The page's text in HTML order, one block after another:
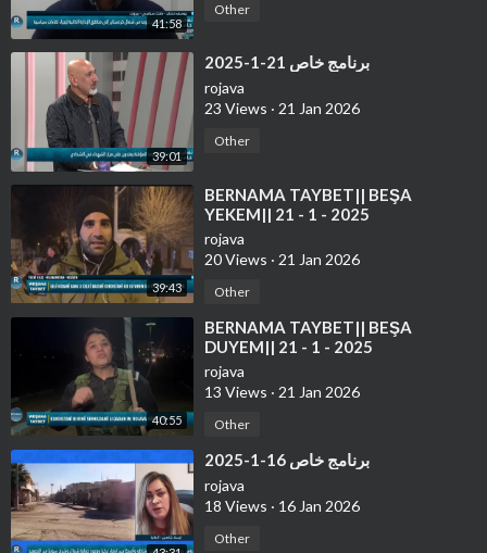
41:58
Other
39:01
⁣برنامج خاص 21-1-2025
rojava
23 Views · 21 Jan 2026
Other
39:43
⁣⁣BERNAMA TAYBET|| BEŞA
YEKEM|| 21 - 1 - 2025
rojava
20 Views · 21 Jan 2026
Other
40:55
⁣⁣BERNAMA TAYBET|| BEŞA
DUYEM|| 21 - 1 - 2025
rojava
13 Views · 21 Jan 2026
Other
⁣برنامج خاص 16-1-2025
rojava
18 Views · 16 Jan 2026
Other